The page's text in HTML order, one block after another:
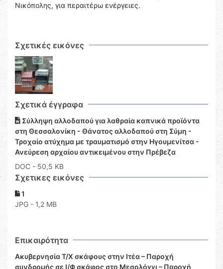
Νικόπολης, για περαιτέρω ενέργειες.
Σχετικές εικόνες
Σχετικά έγγραφα
Σύλληψη αλλοδαπού για λαθραία καπνικά προϊόντα
στη Θεσσαλονίκη - Θάνατος αλλοδαπού στη Σύμη -
Τροχαίο ατύχημα με τραυματισμό στην Ηγουμενίτσα -
Ανεύρεση αρχαίου αντικειμένου στην Πρέβεζα
DOC - 50,5 KB
Σχετικες εικόνες
1
JPG - 1,2 MB
Επικαιρότητα
Ακυβερνησία Τ/Χ σκάφους στην Ιτέα – Παροχή
συνδρομής σε Ι/Φ σκάφος στο Μεσολόγγι – Παροχή